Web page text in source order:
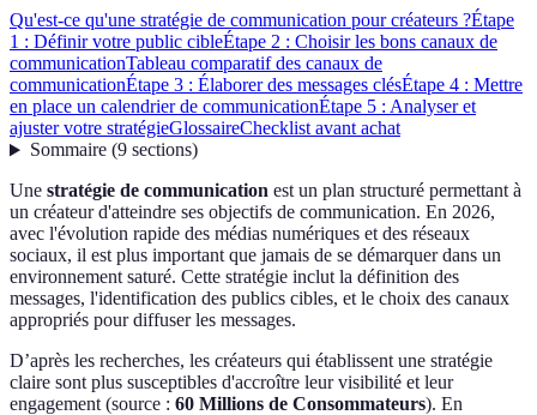
Qu'est-ce qu'une stratégie de communication pour créateurs ?Étape
1 : Définir votre public cibleÉtape 2 : Choisir les bons canaux de
communicationTableau comparatif des canaux de
communicationÉtape 3 : Élaborer des messages clésÉtape 4 : Mettre
en place un calendrier de communicationÉtape 5 : Analyser et
ajuster votre stratégieGlossaireChecklist avant achat
Sommaire(9 sections)
Une stratégie de communication est un plan structuré permettant à
un créateur d'atteindre ses objectifs de communication. En 2026,
avec l'évolution rapide des médias numériques et des réseaux
sociaux, il est plus important que jamais de se démarquer dans un
environnement saturé. Cette stratégie inclut la définition des
messages, l'identification des publics cibles, et le choix des canaux
appropriés pour diffuser les messages.
D’après les recherches, les créateurs qui établissent une stratégie
claire sont plus susceptibles d'accroître leur visibilité et leur
engagement (source : 60 Millions de Consommateurs). En